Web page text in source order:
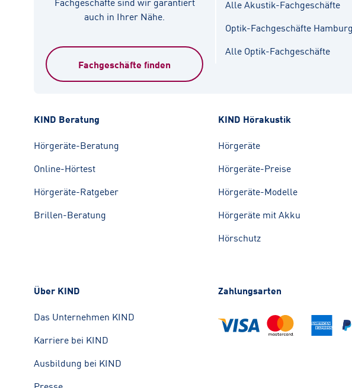
auch in Ihrer Nähe.
Alle Akustik-Fachgeschäfte
Optik-Fachgeschäfte Hamburg
Alle Optik-Fachgeschäfte
Fachgeschäfte finden
KIND Beratung
Hörgeräte-Beratung
Online-Hörtest
Hörgeräte-Ratgeber
Brillen-Beratung
KIND Hörakustik
Hörgeräte
Hörgeräte-Preise
Hörgeräte-Modelle
Hörgeräte mit Akku
Hörschutz
Über KIND
Das Unternehmen KIND
Karriere bei KIND
Ausbildung bei KIND
Zahlungsarten